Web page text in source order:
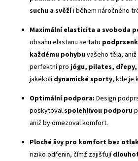
suchu a svěžíi během náročného
Maximální elasticita a svoboda
obsahu elastanu se tato
každému pohybuvašeho těla,
perfektní projógu, pilates,
jakékoli dynamické sporty, kde je
Optimální podpora: Design
poskytovalspolehlivou podporu
aniž by omezoval komfort.
Ploché švy pro komfort bez
riziko odřenin, čímž zajišťují